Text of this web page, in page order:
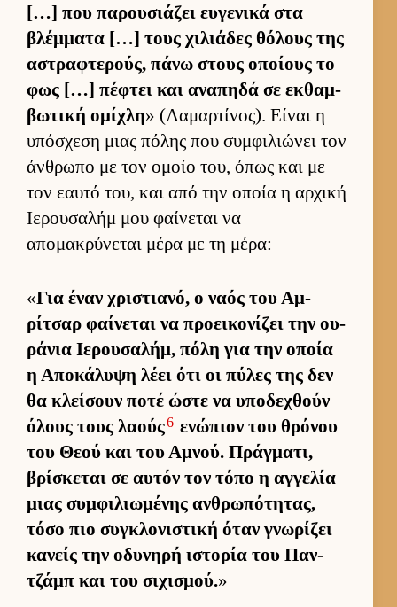
[…] που παρου­σιάζει ευ­γενικά στα
βλέμ­ματα […] τους χιλιάδες θόλους της
αστραφτερούς, πάνω στους οποί­ους το
φως […] πέφτει και αναπηδά σε εκ­θαμ­
βωτική ομίχλη» (Λαμαρ­τίνος). Εί­ναι η
υπόσχεση μιας πόλης που συμ­φιλιώνει τον
άν­θρωπο με τον ομοίο του, όπως και με
τον εαυτό του, και από την οποία η αρ­χική
Ιε­ρου­σαλήμ μου φαί­νεται να
απομακρύνεται μέρα με τη μέρα:
«Για έναν χριστια­νό, ο ναός του Αμ­
ρίτσαρ φαί­νεται να προει­κονίζει την ου­
ράνια Ιε­ρου­σαλήμ, πόλη για την οποία
η Αποκάλυψη λέει ότι οι πύλες της δεν
θα κλεί­σουν ποτέ ώστε να υποδεχθούν
όλους τους λαούς6 ενώπιον του θρόνου
του Θεού και του Αμνού. Πράγ­ματι,
βρίσκεται σε αυ­τόν τον τόπο η αγ­γελία
μιας συμ­φιλιω­μένης αν­θρωπότητας,
τόσο πιο συγκλονιστική όταν γνωρίζει
κανείς την οδυνηρή ιστορία του Παν­
τζάμπ και του σιχισμού.»